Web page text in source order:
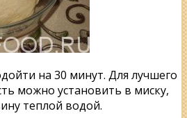
на 30 минут. Для лучшего
можно установить в миску,
теплой водой.